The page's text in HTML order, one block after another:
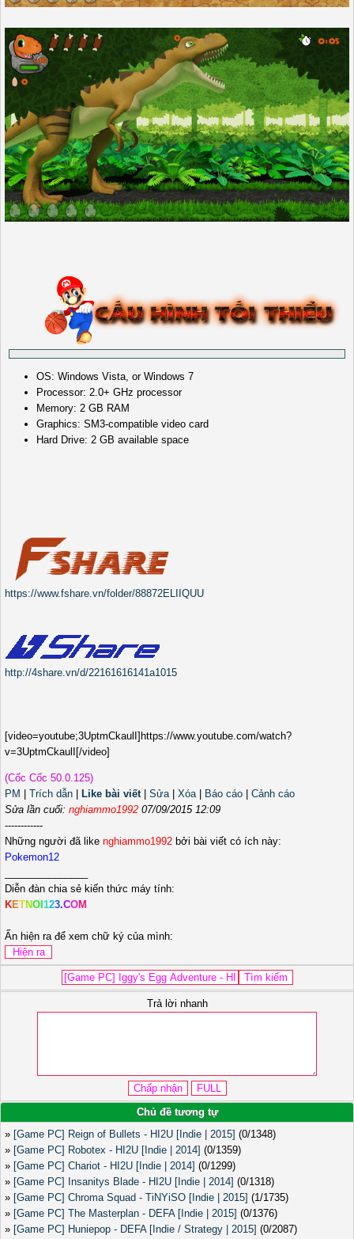
OS: Windows Vista, or Windows 7
Processor: 2.0+ GHz processor
Memory: 2 GB RAM
Graphics: SM3-compatible video card
Hard Drive: 2 GB available space
https://www.fshare.vn/folder/88872ELIIQUU
http://4share.vn/d/22161616141a1015
[video=youtube;3UptmCkaulI]https://www.youtube.com/watch?
v=3UptmCkaulI[/video]
(Cốc Cốc 50.0.125)
PM
Trích dẫn Like bài viết| Sửa| Xóa| Báo cáo
Cảnh cáo
Sửa lần cuối: nghiammo1992 07/09/2015 12:09
------------
Những người đã like nghiammo1992 bởi bài viết có ích này:
Pokemon12
Diễn đàn chia sẻ kiến thức máy tính:
KETNO 123.COM
Ấn hiện ra để xem chữ ký của mình:
Trả lời nhanh
Chủ đề tương tự
» [Game PC] Reign of Bullets - HI2U [Indie | 2015] (0/1348)
» [Game PC] Robotex - HI2U [Indie | 2014] (0/1359)
» [Game PC] Chariot - HI2U [Indie | 2014] (0/1299)
» [Game PC] Insanitys Blade - HI2U [Indie | 2014] (0/1318)
» [Game PC] Chroma Squad - TiNYiSO [Indie | 2015] (1/1735)
» [Game PC] The Masterplan - DEFA [Indie | 2015] (0/1376)
» [Game PC] Huniepop - DEFA [Indie / Strategy | 2015] (0/2087)